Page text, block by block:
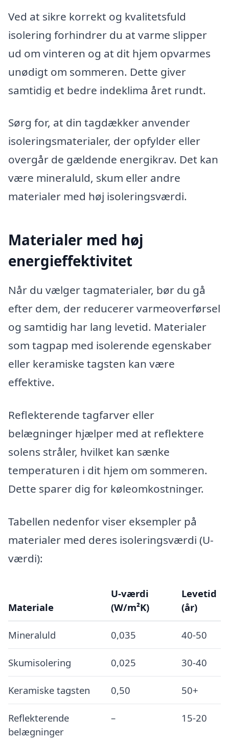
Ved at sikre korrekt og kvalitetsfuld
isolering forhindrer du at varme slipper
ud om vinteren og at dit hjem opvarmes
unødigt om sommeren. Dette giver
samtidig et bedre indeklima året rundt.
Sørg for, at din tagdækker anvender
isoleringsmaterialer, der opfylder eller
overgår de gældende energikrav. Det kan
være mineraluld, skum eller andre
materialer med høj isoleringsværdi.
Materialer med høj
energieffektivitet
Når du vælger tagmaterialer, bør du gå
efter dem, der reducerer varmeoverførsel
og samtidig har lang levetid. Materialer
som tagpap med isolerende egenskaber
eller keramiske tagsten kan være
effektive.
Reflekterende tagfarver eller
belægninger hjælper med at reflektere
solens stråler, hvilket kan sænke
temperaturen i dit hjem om sommeren.
Dette sparer dig for køleomkostninger.
Tabellen nedenfor viser eksempler på
materialer med deres isoleringsværdi (U-
værdi):
Materiale
U-værdi
(W/m²K)
Levetid
(år)
Mineraluld 0,035 40-50
Skumisolering 0,025 30-40
Keramiske tagsten 0,50 50+
Reflekterende
belægninger
– 15-20